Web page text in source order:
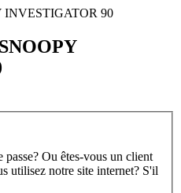
Ou êtes-vous un client
utilisez notre site internet? S'il